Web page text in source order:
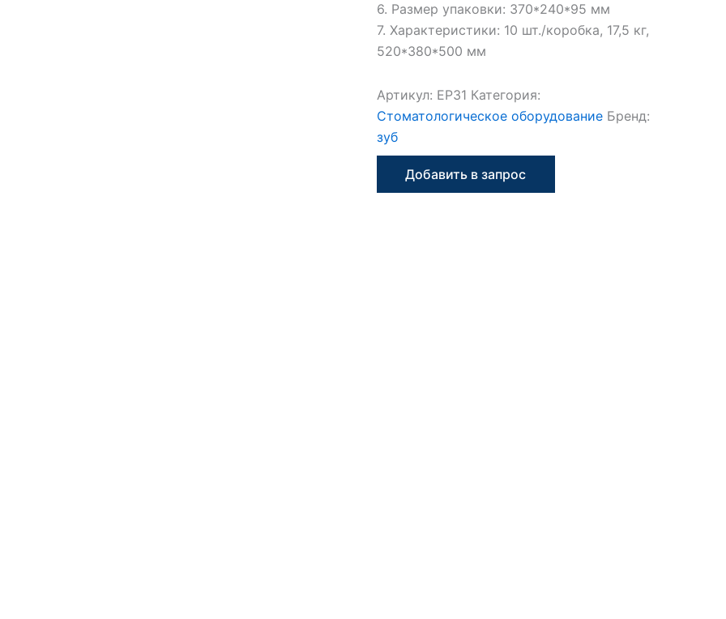
6. Размер упаковки: 370*240*95 мм
7. Характеристики: 10 шт./коробка, 17,5 кг,
520*380*500 мм
Артикул: EP31 Категория:
Стоматологическое оборудование Бренд:
зуб
Добавить в запрос